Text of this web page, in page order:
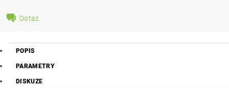
Dotaz
POPIS
PARAMETRY
DISKUZE